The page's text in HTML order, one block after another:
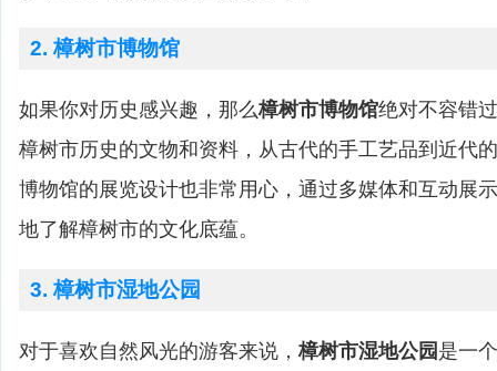
2. 樟树市博物馆
如果你对历史感兴趣，那么樟树市博物馆绝对不容错
樟树市历史的文物和资料，从古代的手工艺品到近代
博物馆的展览设计也非常用心，通过多媒体和互动展
地了解樟树市的文化底蕴。
3. 樟树市湿地公园
对于喜欢自然风光的游客来说，樟树市湿地公园 是一